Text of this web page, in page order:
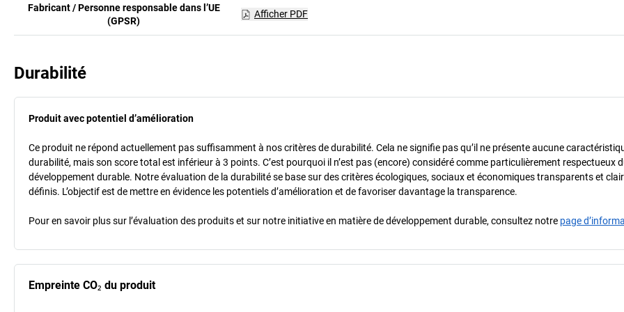
Fabricant / Personne responsable dans l’UE
(GPSR)
Afficher PDF
Durabilité
Produit avec potentiel d’amélioration
Ce produit ne répond actuellement pas suffisamment à nos critères de durabilité. Cela ne signifie pas qu’il ne présente aucune
durabilité, mais son score total est inférieur à 3 points. C’est pourquoi il n’est pas (encore) considéré comme particulièrement respectueux
développement durable. Notre évaluation de la durabilité se base sur des critères écologiques, sociaux et économiques transparents et
définis. L’objectif est de mettre en évidence les potentiels d’amélioration et de favoriser davantage la transparence.
Pour en savoir plus sur l’évaluation des produits et sur notre initiative en matière de développement durable, consultez notre page
Empreinte CO₂ du produit